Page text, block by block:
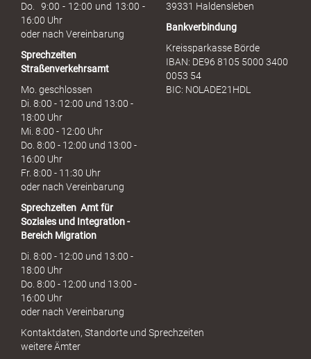
Do. 9:00 - 12:00 und 13:00 -
16:00 Uhr
oder nach Vereinbarung
Sprechzeiten
Straßenverkehrsamt
Mo. geschlossen
Di. 8:00 - 12:00 und 13:00 -
18:00 Uhr
Mi. 8:00 - 12:00 Uhr
Do. 8:00 - 12:00 und 13:00 -
16:00 Uhr
Fr. 8:00 - 11:30 Uhr
oder nach Vereinbarung
Sprechzeiten Amt für
Soziales und Integration -
Bereich Migration
Di. 8:00 - 12:00 und 13:00 -
18:00 Uhr
Do. 8:00 - 12:00 und 13:00 -
16:00 Uhr
oder nach Vereinbarung
39331 Haldensleben
Bankverbindung
Kreissparkasse Börde
IBAN: DE96 8105 5000 3400
0053 54
BIC: NOLADE21HDL
Kontaktdaten, Standorte und Sprechzeiten
weitere Ämter